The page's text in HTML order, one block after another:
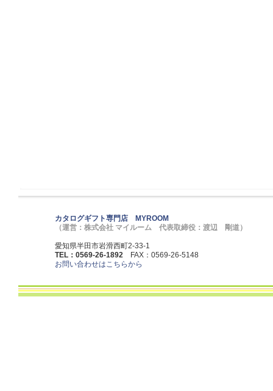
カタログギフト専門店 MYROOM
（運営：株式会社 マイルーム 代表取締役：渡辺 剛道）
愛知県半田市岩滑西町2-33-1
TEL：0569-26-1892 FAX：0569-26-5148
お問い合わせはこちらから